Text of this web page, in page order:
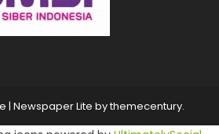
| Newspaper Lite bythemecentury.